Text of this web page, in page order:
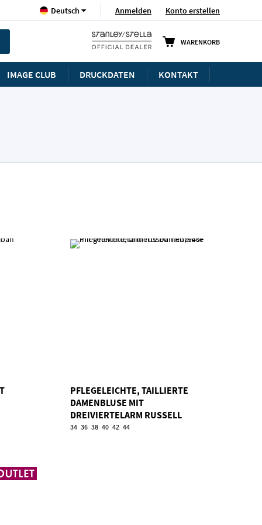
Anmelden Konto erstellen
SpracheDeutsch
WARENKORB
IMAGE CLUB DRUCKDATEN KONTAKT
PFLEGELEICHTE, TAILLIERTE
DAMENBLUSE MIT
DREIVIERTELARM RUSSELL
TRU/946F
34 36 38 40 42 44